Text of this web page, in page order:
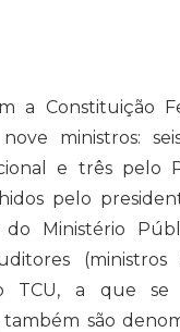
a Constituição
ministros:
e três pelo
pelo
Ministério
(ministros
TCU, a que
são